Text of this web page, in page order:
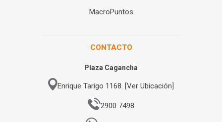
MacroPuntos
CONTACTO
Plaza Cagancha
Enrique Tarigo 1168. [Ver Ubicación]
2900 7498